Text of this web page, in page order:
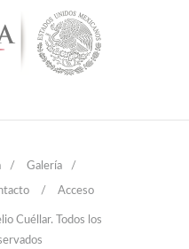
/ Galería /
/ Acceso
Cuéllar. Todos los